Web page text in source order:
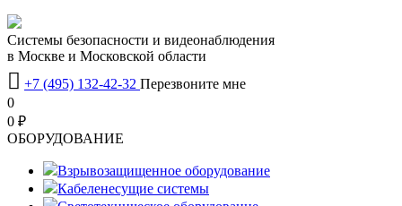
Системы безопасности и видеонаблюдения
в Москве и Московской области
 +7 (495) 132-42-32 Перезвоните мне
0
0 ₽
OБОРУДОВАНИЕ
Взрывозащищенное оборудование
Кабеленесущие системы